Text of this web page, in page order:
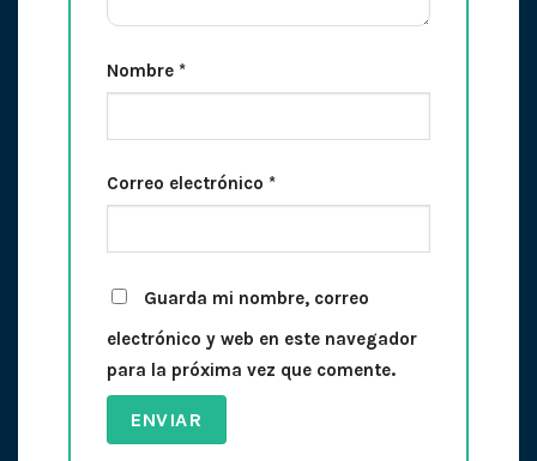
Nombre *
Correo electrónico *
Guarda mi nombre, correo
electrónico y web en este navegador
para la próxima vez que comente.